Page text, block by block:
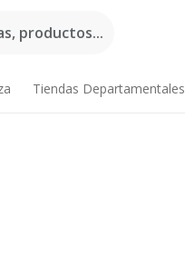
productos...
Tiendas Departamentales